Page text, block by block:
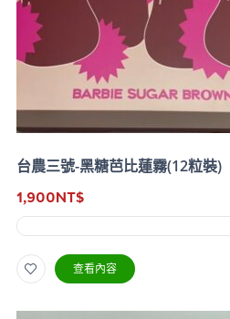
台農三號-黑糖芭比蓮霧(12粒裝)
1,900NT$
查看內容